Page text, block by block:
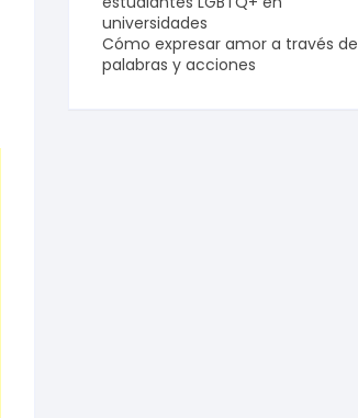
universidades
Cómo expresar amor a través de
palabras y acciones